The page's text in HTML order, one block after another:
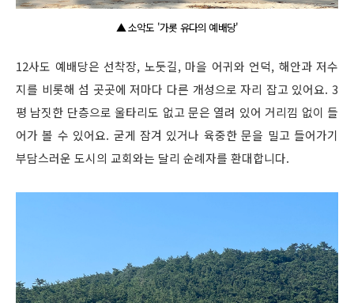
▲ 소악도 '가롯 유다의 예배당'
12사도 예배당은 선착장, 노둣길, 마을 어귀와 언덕, 해안과 저수
지를 비롯해 섬 곳곳에 저마다 다른 개성으로 자리 잡고 있어요. 3
평 남짓한 단층으로 울타리도 없고 문은 열려 있어 거리낌 없이 들
어가 볼 수 있어요. 굳게 잠겨 있거나 육중한 문을 밀고 들어가기
부담스러운 도시의 교회와는 달리 순례자를 환대합니다.